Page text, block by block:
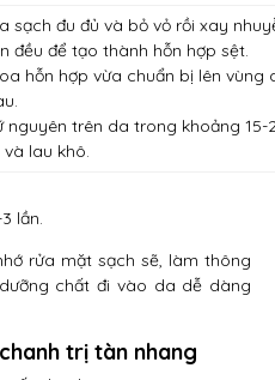
sạch đu đủ và bỏ vỏ rồi xay
đều để tạo thành hỗn hợp sệt.
hỗn hợp vừa chuẩn bị lên vùng
nguyên trên da trong khoảng
và lau khô.
lần.
rửa mặt sạch sẽ, làm thông
chất đi vào da dễ dàng
trị tàn nhang